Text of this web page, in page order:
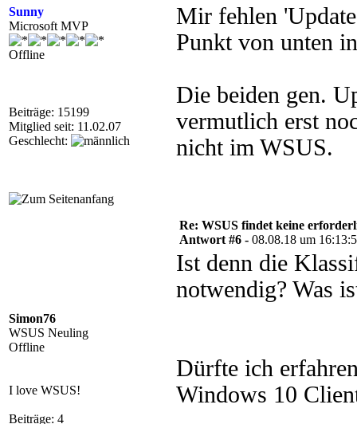
Sunny
Microsoft MVP
Offline
Beiträge: 15199
Mitglied seit: 11.02.07
Geschlecht:
Mir fehlen
Punkt von unten
Die beiden gen.
vermutlich erst
nicht im WSUS.
Simon76
WSUS Neuling
Offline
I love WSUS!
Beiträge: 4
Re: WSUS findet keine
Antwort #6 - 08.08.18 um
Ist denn die
notwendig? Was
Dürfte ich
Windows 10